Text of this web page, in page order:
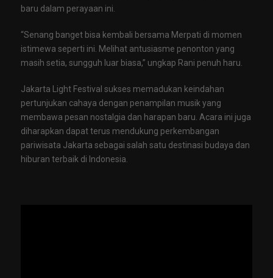
baru dalam perayaan ini.
“Senang banget bisa kembali bersama Merpati di momen
istimewa seperti ini. Melihat antusiasme penonton yang
masih setia, sungguh luar biasa,” ungkap Rani penuh haru.
Jakarta Light Festival sukses memadukan keindahan
pertunjukan cahaya dengan penampilan musik yang
membawa pesan nostalgia dan harapan baru. Acara ini juga
diharapkan dapat terus mendukung perkembangan
pariwisata Jakarta sebagai salah satu destinasi budaya dan
hiburan terbaik di Indonesia.